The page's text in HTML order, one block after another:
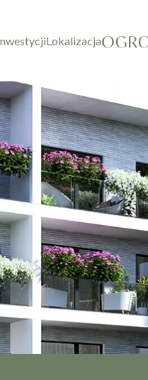
Lokalizacja